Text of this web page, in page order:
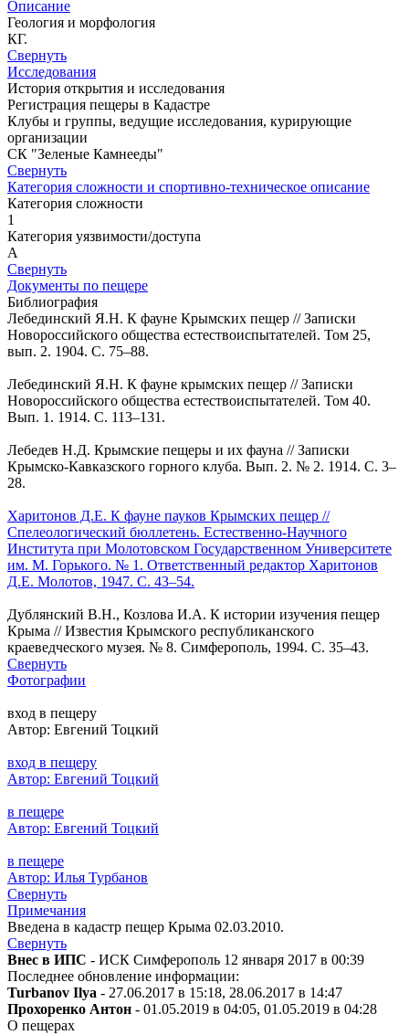
Описание
Геология и морфология
КГ.
Свернуть
Исследования
История открытия и исследования
Регистрация пещеры в Кадастре
Клубы и группы, ведущие исследования, курирующие
организации
СК "Зеленые Камнееды"
Свернуть
Категория сложности и спортивно-техническое описание
Категория сложности
1
Категория уязвимости/доступа
A
Свернуть
Документы по пещере
Библиография
Лебединский Я.Н. К фауне Крымских пещер // Записки
Новороссийского общества естествоиспытателей. Том 25,
вып. 2. 1904. С. 75–88.
Лебединский Я.Н. К фауне крымских пещер // Записки
Новороссийского общества естествоиспытателей. Том 40.
Вып. 1. 1914. С. 113–131.
Лебедев Н.Д. Крымские пещеры и их фауна // Записки
Крымско-Кавказского горного клуба. Вып. 2. № 2. 1914. С. 3–
28.
Харитонов Д.Е. К фауне пауков Крымских пещер //
Спелеологический бюллетень. Естественно-Научного
Института при Молотовском Государственном Университете
им. М. Горького. № 1. Ответственный редактор Харитонов
Д.Е. Молотов, 1947. С. 43–54.
Дублянский В.Н., Козлова И.А. К истории изучения пещер
Крыма // Известия Крымского республиканского
краеведческого музея. № 8. Симферополь, 1994. С. 35–43.
Свернуть
Фотографии
вход в пещеру
Автор: Евгений Тоцкий
вход в пещеру
Автор: Евгений Тоцкий
в пещере
Автор: Евгений Тоцкий
в пещере
Автор: Илья Турбанов
Свернуть
Примечания
Введена в кадастр пещер Крыма 02.03.2010.
Свернуть
Внес в ИПС - ИСК Симферополь 12 января 2017 в 00:39
Последнее обновление информации:
Turbanov Ilya - 27.06.2017 в 15:18, 28.06.2017 в 14:47
Прохоренко Антон - 01.05.2019 в 04:05, 01.05.2019 в 04:28
О пещерах